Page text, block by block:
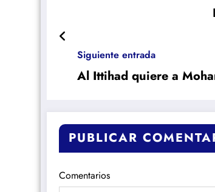
Siguiente entrada
Al Ittihad quiere a
PUBLICAR
Comentarios